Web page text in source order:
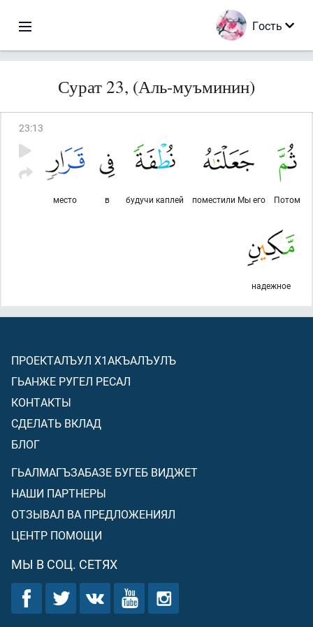
Гость
Сурат 23, (Аль-муъминин)
23:13
Потом
поместили Мы его
будучи каплей
в
место
надежное
ПРОЕКТАЛЪУЛ Х1АКЪАЛЪУЛЪ
ГЬАНЖЕ РУГЕЛ РЕСАЛ
КОНТАКТЫ
СДЕЛАТЬ ВКЛАД
БЛОГ
ГЬАЛМАГЪЗАБАЗЕ БУГЕБ ВИДЖЕТ
НАШИ ПАРТНЕРЫ
ОТЗЫВАЛ ВА ПРЕДЛОЖЕНИЯЛ
ЦЕНТР ПОМОЩИ
МЫ В СОЦ. СЕТЯХ